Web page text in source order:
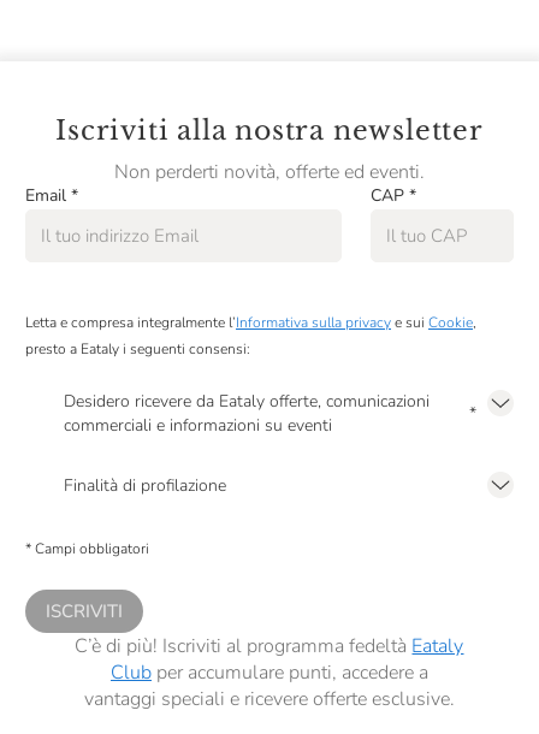
Iscriviti alla nostra newsletter
Non perderti novità, offerte ed eventi.
Email * CAP *
Letta e compresa integralmente l’Informativa sulla privacye sui Cookie,
presto a Eataly i seguenti consensi:
Desidero ricevere da Eataly offerte, comunicazioni
commerciali e informazioni su eventi
*
Finalità di profilazione
comunicazioni commerciali personalizzate, in caso di consenso prestato ai
* Campi obbligatori
ISCRIVITI
C’è di più! Iscriviti al programma fedeltà Eataly
Clubper accumulare punti, accedere a
vantaggi speciali e ricevere offerte esclusive.